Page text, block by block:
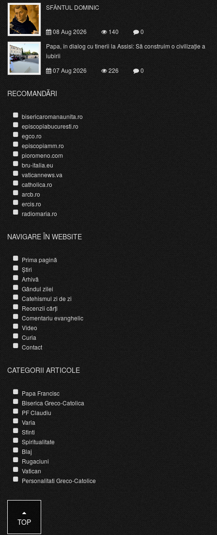
SFÂNTUL DOMINIC
08 Aug 2026 140
0
Papa, în dialog cu tinerii la Assisi: Să construim o civilizație a
iubirii
07 Aug 2026
226 0
RECOMANDĂRI
bisericaromanaunita.ro
episcopiabucuresti.ro
egco.ro
episcopiamm.ro
pioromeno.com
bru-italia.eu
vaticannews.va
catholica.ro
arcb.ro
ercis.ro
radiomaria.ro
NAVIGARE ÎN WEBSITE
Prima pagină
Știri
Arhivă
Gândul zilei
Catehismul zi de zi
Recenzii cărți
Comentariu evanghelic
Video
Curia
Contact
CATEGORII ARTICOLE
Papa Francisc
Biserica Greco-Catolica
PF Claudiu
Varia
Sfinti
Spiritualitate
Blaj
Rugaciuni
Vatican
Personalitati Greco-Catolice
TOP